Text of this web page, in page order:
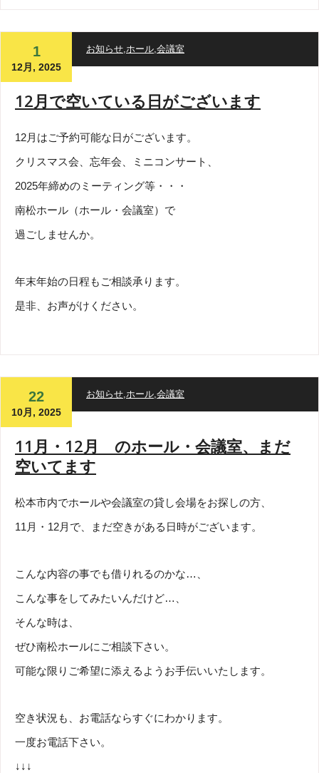
1
12月, 2025
お知らせ,ホール,会議室
12月で空いている日がございます
12月はご予約可能な日がございます。
クリスマス会、忘年会、ミニコンサート、
2025年締めのミーティング等・・・
南松ホール（ホール・会議室）で
過ごしませんか。
年末年始の日程もご相談承ります。
是非、お声がけください。
22
10月, 2025
お知らせ,ホール,会議室
11月・12月 のホール・会議室、まだ
空いてます
松本市内でホールや会議室の貸し会場をお探しの方、
11月・12月で、まだ空きがある日時がございます。
こんな内容の事でも借りれるのかな…、
こんな事をしてみたいんだけど…、
そんな時は、
ぜひ南松ホールにご相談下さい。
可能な限りご希望に添えるようお手伝いいたします。
空き状況も、お電話ならすぐにわかります。
一度お電話下さい。
↓↓↓